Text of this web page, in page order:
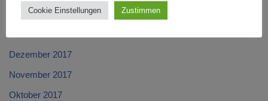
Februar 2018
Dezember 2017
November 2017
Oktober 2017
Cookie Einstellungen Zustimmen